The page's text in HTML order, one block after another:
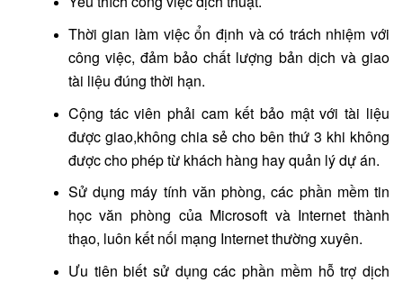
Thời gian làm việc ổn định và có trách nhiệm với
công việc, đảm bảo chất lượng bản dịch và giao
tài liệu đúng thời hạn.
Cộng tác viên phải cam kết bảo mật với tài liệu
được giao,không chia sẻ cho bên thứ 3 khi không
được cho phép từ khách hàng hay quản lý dự án.
Sử dụng máy tính văn phòng, các phần mềm tin
học văn phòng của Microsoft và Internet thành
thạo, luôn kết nối mạng Internet thường xuyên.
Ưu tiên biết sử dụng các phần mềm hỗ trợ dịch